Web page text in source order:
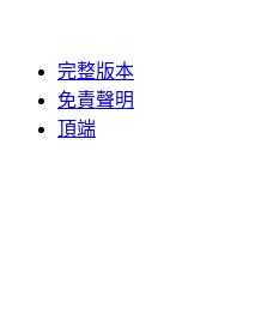
完整版本
免責聲明
頂端